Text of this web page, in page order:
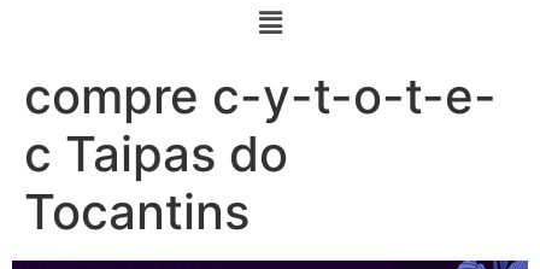
compre c-y-t-o-t-e-
c Taipas do
Tocantins
Eu estou preparada em varias
sozinha nao estou
22/05/2026 17:09:20
Helly
em http://www.proaborto.com)
Entao q seja